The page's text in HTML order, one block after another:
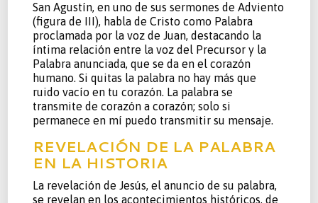
San Agustín, en uno de sus sermones de Adviento
(figura de III), habla de Cristo como Palabra
proclamada por la voz de Juan, destacando la
íntima relación entre la voz del Precursor y la
Palabra anunciada, que se da en el corazón
humano. Si quitas la palabra no hay más que
ruido vacío en tu corazón. La palabra se
transmite de corazón a corazón; solo si
permanece en mí puedo transmitir su mensaje.
REVELACIÓN DE LA PALABRA
EN LA HISTORIA
La revelación de Jesús, el anuncio de su palabra,
se revelan en los acontecimientos históricos, de